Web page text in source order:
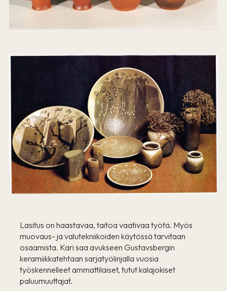
Lasitus on haastavaa, taitoa vaativaa työtä. Myös
muovaus- ja valutekniikoiden käytössä tarvitaan
osaamista. Kari saa avukseen Gustavsbergin
keramiikkatehtaan sarjatyölinjalla vuosia
työskennelleet ammattilaiset, tutut kalajokiset
paluumuuttajat.